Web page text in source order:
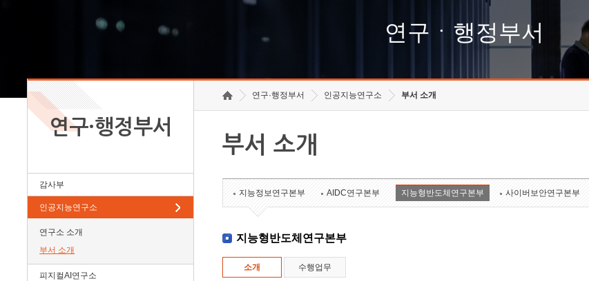
고객의소리
수의계약 현황
연구ㆍ행정부서
연구·행정부서
감사부
인공지능연구소
연구소 소개
부서 소개
피지컬AI연구소
연구·행정부서 인공지능연구소 부서 소개
부서 소개
지능정보연구본부 AIDC연구본부 지능형반도체연구본부 사이버보안연구본부
지능형반도체연구본부
소개 수행업무